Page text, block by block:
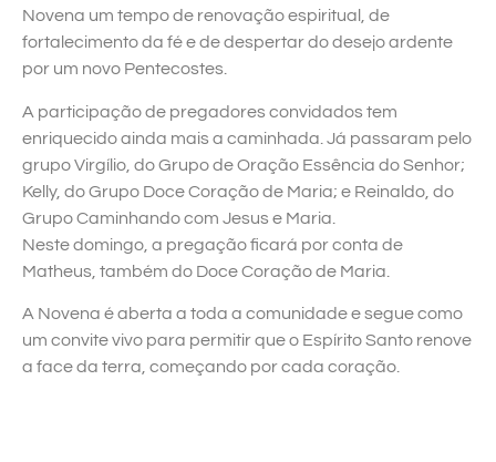
Novena um tempo de renovação espiritual, de
fortalecimento da fé e de despertar do desejo ardente
por um novo Pentecostes.
A participação de pregadores convidados tem
enriquecido ainda mais a caminhada. Já passaram pelo
grupo Virgílio, do Grupo de Oração Essência do Senhor;
Kelly, do Grupo Doce Coração de Maria; e Reinaldo, do
Grupo Caminhando com Jesus e Maria.
Neste domingo, a pregação ficará por conta de
Matheus, também do Doce Coração de Maria.
A Novena é aberta a toda a comunidade e segue como
um convite vivo para permitir que o Espírito Santo renove
a face da terra, começando por cada coração.